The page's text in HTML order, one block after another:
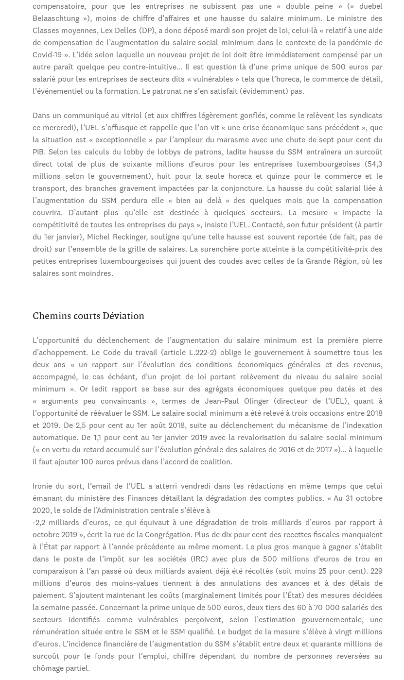
compensatoire, pour que les entreprises ne subissent pas une « double peine » (« duebel
Belaaschtung »), moins de chiffre d’affaires et une hausse du salaire minimum. Le ministre des
Classes moyennes, Lex Delles (DP), a donc déposé mardi son projet de loi, celui-là « relatif à une aide
de compensation de l’augmentation du salaire social minimum dans le contexte de la pandémie de
Covid-19 ». L’idée selon laquelle un nouveau projet de loi doit être immédiatement compensé par un
autre paraît quelque peu contre-intuitive… Il est question là d’une prime unique de 500 euros par
salarié pour les entreprises de secteurs dits « vulnérables » tels que l’horeca, le commerce de détail,
l’événementiel ou la formation. Le patronat ne s’en satisfait (évidemment) pas.
Dans un communiqué au vitriol (et aux chiffres légèrement gonflés, comme le relèvent les syndicats
ce mercredi), l’UEL s’offusque et rappelle que l’on vit « une crise économique sans précédent », que
la situation est « exceptionnelle » par l’ampleur du marasme avec une chute de sept pour cent du
PIB. Selon les calculs du lobby de lobbys de patrons, ladite hausse du SSM entraînera un surcoût
direct total de plus de soixante millions d’euros pour les entreprises luxembourgeoises (54,3
millions selon le gouvernement), huit pour la seule horeca et quinze pour le commerce et le
transport, des branches gravement impactées par la conjoncture. La hausse du coût salarial liée à
l’augmentation du SSM perdura elle « bien au delà » des quelques mois que la compensation
couvrira. D’autant plus qu’elle est destinée à quelques secteurs. La mesure « impacte la
compétitivité de toutes les entreprises du pays », insiste l’UEL. Contacté, son futur président (à partir
du 1er janvier), Michel Reckinger, souligne qu’une telle hausse est souvent reportée (de fait, pas de
droit) sur l’ensemble de la grille de salaires. La surenchère porte atteinte à la compétitivité-prix des
petites entreprises luxembourgeoises qui jouent des coudes avec celles de la Grande Région, où les
salaires sont moindres.
Chemins courts Déviation
L’opportunité du déclenchement de l’augmentation du salaire minimum est la première pierre
d’achoppement. Le Code du travail (article L.222-2) oblige le gouvernement à soumettre tous les
deux ans « un rapport sur l’évolution des conditions économiques générales et des revenus,
accompagné, le cas échéant, d’un projet de loi portant relèvement du niveau du salaire social
minimum ». Or ledit rapport se base sur des agrégats économiques quelque peu datés et des
« arguments peu convaincants », termes de Jean-Paul Olinger (directeur de l’UEL), quant à
l’opportunité de réévaluer le SSM. Le salaire social minimum a été relevé à trois occasions entre 2018
et 2019. De 2,5 pour cent au 1er août 2018, suite au déclenchement du mécanisme de l’indexation
automatique. De 1,1 pour cent au 1er janvier 2019 avec la revalorisation du salaire social minimum
(« en vertu du retard accumulé sur l’évolution générale des salaires de 2016 et de 2017 »)… à laquelle
il faut ajouter 100 euros prévus dans l’accord de coalition.
Ironie du sort, l’email de l’UEL a atterri vendredi dans les rédactions en même temps que celui
émanant du ministère des Finances détaillant la dégradation des comptes publics. « Au 31 octobre
2020, le solde de l’Administration centrale s’élève à
-2,2 milliards d’euros, ce qui équivaut à une dégradation de trois milliards d’euros par rapport à
octobre 2019 », écrit la rue de la Congrégation. Plus de dix pour cent des recettes fiscales manquaient
à l’État par rapport à l’année précédente au même moment. Le plus gros manque à gagner s’établit
dans le poste de l’impôt sur les sociétés (IRC) avec plus de 500 millions d’euros de trou en
comparaison à l’an passé où deux milliards avaient déjà été récoltés (soit moins 25 pour cent). 229
millions d’euros des moins-values tiennent à des annulations des avances et à des délais de
paiement. S’ajoutent maintenant les coûts (marginalement limités pour l’État) des mesures décidées
la semaine passée. Concernant la prime unique de 500 euros, deux tiers des 60 à 70 000 salariés des
secteurs identifiés comme vulnérables perçoivent, selon l’estimation gouvernementale, une
rémunération située entre le SSM et le SSM qualifié. Le budget de la mesure s’élève à vingt millions
d’euros. L’incidence financière de l’augmentation du SSM s’établit entre deux et quarante millions de
surcoût pour le fonds pour l’emploi, chiffre dépendant du nombre de personnes reversées au
chômage partiel.